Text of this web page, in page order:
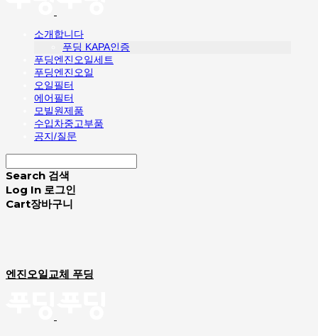
소개합니다
푸딩 KAPA인증
푸딩엔진오일세트
푸딩엔진오일
오일필터
에어필터
모빌원제품
수입차중고부품
공지/질문
Search 검색
Log In 로그인
Cart장바구니
엔진오일교체 푸딩